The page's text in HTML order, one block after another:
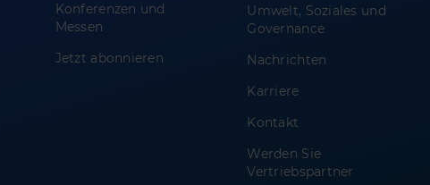
Konferenzen und
Messen
Jetzt abonnieren
Umwelt, Soziales und
Governance
Nachrichten
Karriere
Kontakt
Werden Sie
Vertriebspartner